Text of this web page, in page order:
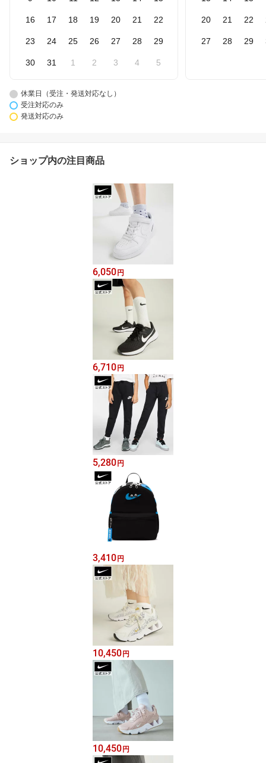
16 17 18 19 20 21 22
23 24 25 26 27 28 29
30 31 1 2 3 4 5
20 21 22
27 28 29
休業日（受注・発送対応なし）
受注対応のみ
発送対応のみ
ショップ内の注目商品
6,050円
6,710円
5,280円
3,410円
10,450円
10,450円